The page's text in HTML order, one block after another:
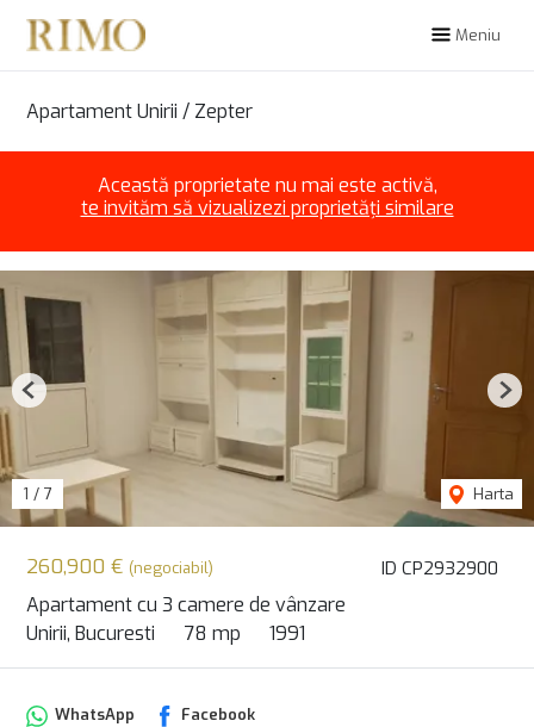
Meniu
Apartament Unirii / Zepter
Această proprietate nu mai este activă,
te invităm să vizualizezi proprietăți similare
ID CP2932900
260,900 € (negociabil)
Apartament cu 3 camere de vânzare
Unirii, Bucuresti
78 mp 1991
1 / 7 Harta
Previous
WhatsApp Facebook